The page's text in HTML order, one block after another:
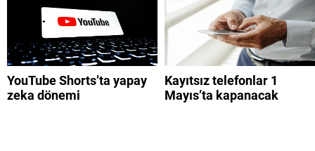
YouTube Shorts’ta yapay
zeka dönemi
Kayıtsız telefonlar 1
Mayıs’ta kapanacak